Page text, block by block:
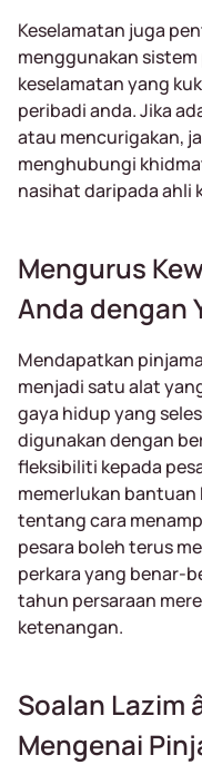
Keselamatan juga
menggunakan
keselamatan yang
peribadi anda. Jika
atau mencurigakan,
menghubungi
nasihat daripada ahli
Mengurus
Anda dengan
Mendapatkan
menjadi satu alat
gaya hidup yang
digunakan dengan
fleksibiliti kepada
memerlukan bantuan
tentang cara
pesara boleh terus
perkara yang benar-
tahun persaraan
ketenangan.
Soalan Lazim
Mengenai